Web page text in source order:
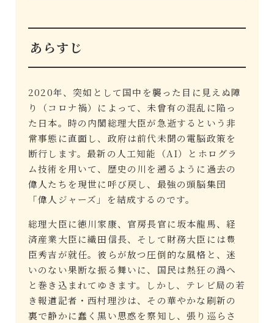
あらすじ
2020年、突如として国中を襲った目に見えぬ障
り（コロナ禍）によって、未曾有の混乱に陥っ
た日本。時の内閣総理大臣が急逝するという非
常事態に直面し、政府は前代未聞の電脳政策を
断行します。最新の人工知能（AI）とホログラ
ム技術を用いて、歴史の川を遡るように過去の
偉人たちを現世に呼び戻し、最強の頭脳集団
「偉人ジャーズ」を結成するのです。
総理大臣に徳川家康、官房長官に坂本龍馬、経
済産業大臣に織田信長、そして財務大臣には豊
臣秀吉が就任。彼らが放つ圧倒的な風格と、迷
いのない果断な振る舞いに、国民は熱狂の渦へ
と巻き込まれてゆきます。しかし、テレビ局の若
き報道記者・西村理沙は、その華やかな刷新の
裏で静かに蠢く黒い思惑を察知し、張り巡らさ